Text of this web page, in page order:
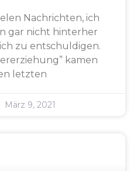
Nachrichten, ich
gar nicht hinterher
zu entschuldigen.
kamen
letzten
März 9, 2021